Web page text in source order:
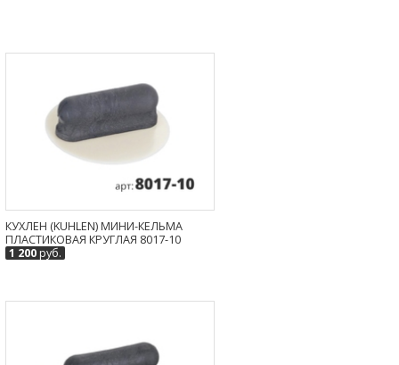
КУХЛЕН (KUHLEN) МИНИ-КЕЛЬМА
ПЛАСТИКОВАЯ КРУГЛАЯ 8017-10
1 200руб.